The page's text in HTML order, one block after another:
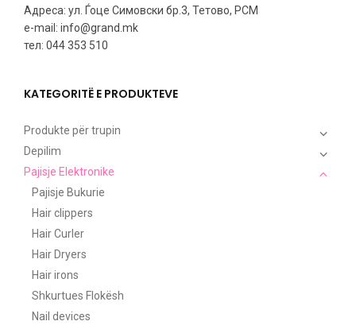
Адреса: ул. Ѓоце Симовски бр.3, Тетово, РСМ
e-mail: info@grand.mk
тел: 044 353 510
KATEGORITË E PRODUKTEVE
Produkte për trupin
Depilim
Pajisje Elektronike
Pajisje Bukurie
Hair clippers
Hair Curler
Hair Dryers
Hair irons
Shkurtues Flokësh
Nail devices